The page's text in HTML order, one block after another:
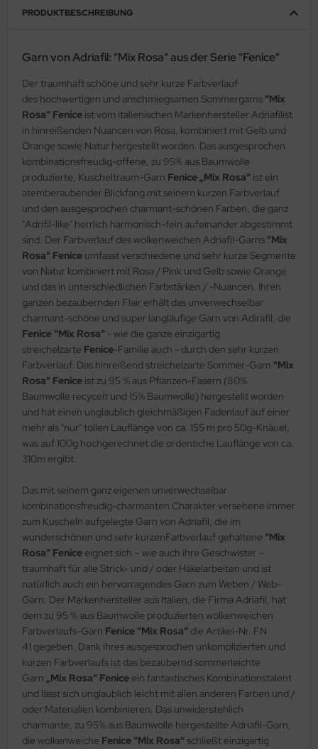
PRODUKTBESCHREIBUNG
Garn von Adriafil: "Mix Rosa" aus der Serie "Fenice"
Der traumhaft schöne und sehr kurze Farbverlauf
des hochwertigen und anschmiegsamen Sommergarns “Mix
Rosa“ Fenice ist vom italienischen Markenhersteller Adriafilist
in hinreißenden Nuancen von Rosa, kombiniert mit Gelb und
Orange sowie Natur hergestellt worden. Das ausgesprochen
kombinationsfreudig-offene, zu 95% aus Baumwolle
produzierte, Kuscheltraum-Garn Fenice „Mix Rosa“ ist ein
atemberaubender Blickfang mit seinem kurzen Farbverlauf
und den ausgesprochen charmant-schönen Farben, die ganz
"Adrifil-like" herrlich harmonisch-fein aufeinander abgestimmt
sind. Der Farbverlauf des wolkenweichen Adriafil-Garns "Mix
Rosa" Fenice umfasst verschiedene und sehr kurze Segmente
von Natur kombiniert mit Rosa / Pink und Gelb sowie Orange
und das in unterschiedlichen Farbstärken / -Nuancen. Ihren
ganzen bezaubernden Flair erhält das unverwechselbar
charmant-schöne und super langläufige Garn von Adirafil, die
Fenice "Mix Rosa" - wie die ganze einzigartig
streichelzarte Fenice-Familie auch - durch den sehr kurzen
Farbverlauf. Das hinreißend streichelzarte Sommer-Garn "Mix
Rosa" Fenice ist zu 95 % aus Pflanzen-Fasern (80%
Baumwolle recycelt und 15% Baumwolle) hergestellt worden
und hat einen unglaublich gleichmäßigen Fadenlauf auf einer
mehr als "nur" tollen Lauflänge von ca. 155 m pro 50g-Knäuel,
was auf 100g hochgerechnet die ordentiche Lauflänge von ca.
310m ergibt.
Das mit seinem ganz eigenen unverwechselbar
kombinationsfreudig-charmanten Charakter versehene immer
zum Kuscheln aufgelegte Garn von Adriafil, die im
wunderschönen und sehr kurzenFarbverlauf gehaltene “Mix
Rosa“ Fenice eignet sich – wie auch ihre Geschwister –
traumhaft für alle Strick- und / oder Häkelarbeiten und ist
natürlich auch ein hervorragendes Garn zum Weben / Web-
Garn. Der Markenhersteller aus Italien, die Firma Adriafil, hat
dem zu 95 % aus Baumwolle produzierten wolkenweichen
Farbverlaufs-Garn Fenice “Mix Rosa“ die Artikel-Nr. FN
41 gegeben. Dank ihres ausgesprochen unkomplizierten und
kurzen Farbverlaufs ist das bezaubernd sommerleichte
Garn „Mix Rosa“ Fenice ein fantastisches Kombinationstalent
und lässt sich unglaublich leicht mit allen anderen Farben und /
oder Materialien kombinieren. Das unwiderstehlich
charmante, zu 95% aus Baumwolle hergestellte Adriafil-Garn,
die wolkenweiche Fenice "Mix Rosa" schließt einzigartig